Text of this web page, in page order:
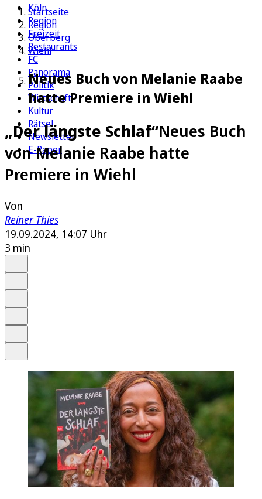
Köln
Region
Freizeit
Restaurants
FC
Panorama
Politik
Wirtschaft
Kultur
Rätsel
Newsletter
E-Paper
Startseite
Region
Oberberg
Wiehl
Neues Buch von Melanie Raabe
hatte Premiere in Wiehl
„Der längste Schlaf“Neues Buch
von Melanie Raabe hatte
Premiere in Wiehl
Von
Reiner Thies
19.09.2024, 14:07 Uhr
3 min